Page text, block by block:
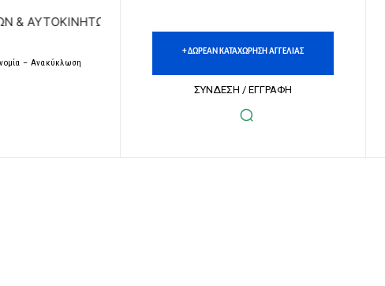
| ΔΩΡΕΑΝ ΚΑΤΑΧΩΡΗΣΗ ΑΓΓΕΛΙΩΝ ΑΚΙΝΗΤΩΝ &
– Ανακύκλωση
+ ΔΩΡΕΑΝ ΚΑΤΑΧΩΡΗΣΗ ΑΓΓΕΛΙΑΣ
ΣΥΝΔΕΣΗ / ΕΓΓΡΑΦΗ